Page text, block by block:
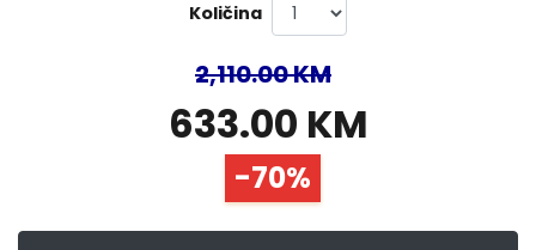
Količina
2,110.00 KM
633.00 KM
-70%